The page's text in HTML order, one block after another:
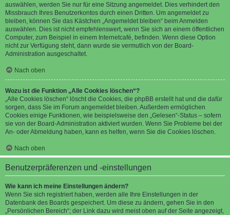
auswählen, werden Sie nur für eine Sitzung angemeldet. Dies verhindert den
Missbrauch Ihres Benutzerkontos durch einen Dritten. Um angemeldet zu
bleiben, können Sie das Kästchen „Angemeldet bleiben“ beim Anmelden
auswählen. Dies ist nicht empfehlenswert, wenn Sie sich an einem öffentlichen
Computer, zum Beispiel in einem Internetcafé, befinden. Wenn diese Option
nicht zur Verfügung steht, dann wurde sie vermutlich von der Board-
Administration ausgeschaltet.
Nach oben
Wozu ist die Funktion „Alle Cookies löschen“?
„Alle Cookies löschen“ löscht die Cookies, die phpBB erstellt hat und die dafür
sorgen, dass Sie im Forum angemeldet bleiben. Außerdem ermöglichen
Cookies einige Funktionen, wie beispielsweise den „Gelesen“-Status – sofern
sie von der Board-Administration aktiviert wurden. Wenn Sie Probleme bei der
An- oder Abmeldung haben, kann es helfen, wenn Sie die Cookies löschen.
Nach oben
Benutzerpräferenzen und -einstellungen
Wie kann ich meine Einstellungen ändern?
Wenn Sie sich registriert haben, werden alle Ihre Einstellungen in der
Datenbank des Boards gespeichert. Um diese zu ändern, gehen Sie in den
„Persönlichen Bereich“; der Link dazu wird meist oben auf der Seite angezeigt,